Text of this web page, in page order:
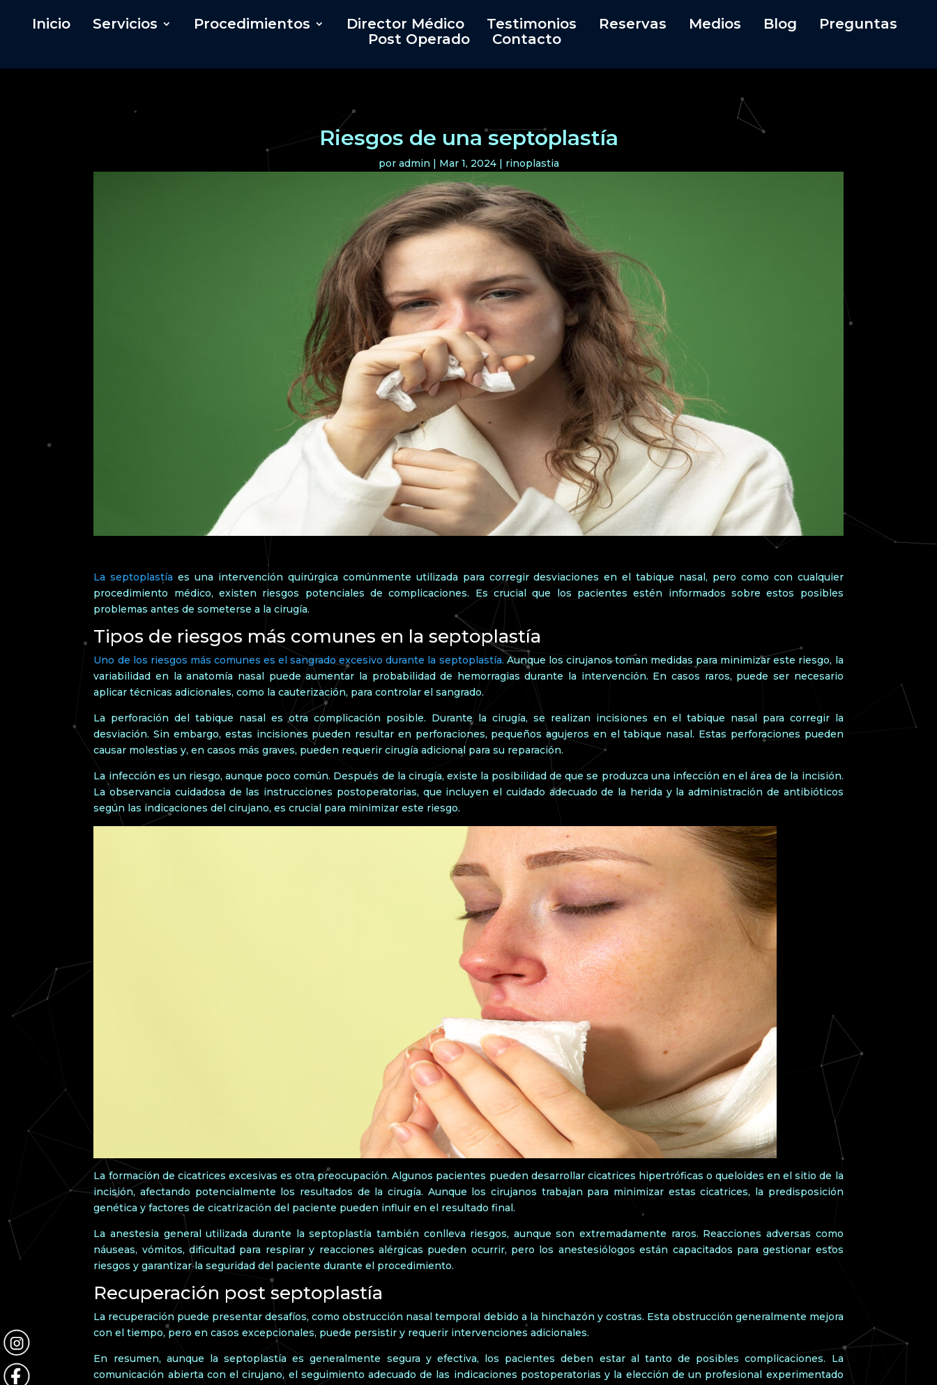
Inicio Servicios Procedimientos Director Médico Testimonios Reservas Medios Blog
Preguntas
Post Operado
Contacto
Riesgos de una septoplastía
por admin | Mar 1, 2024| rinoplastia
La septoplastía es una intervención quirúrgica comúnmente utilizada para corregir desviaciones en el tabique nasal, pero como con cualquier
procedimiento médico, existen riesgos potenciales de complicaciones. Es crucial que los pacientes estén informados sobre estos posibles
problemas antes de someterse a la cirugía.
Tipos de riesgos más comunes en la septoplastía
Uno de los riesgos más comunes es el sangrado excesivo durante la septoplastía. Aunque los cirujanos toman medidas para minimizar este riesgo, la
variabilidad en la anatomía nasal puede aumentar la probabilidad de hemorragias durante la intervención. En casos raros, puede ser necesario
aplicar técnicas adicionales, como la cauterización, para controlar el sangrado.
La perforación del tabique nasal es otra complicación posible. Durante la cirugía, se realizan incisiones en el tabique nasal para corregir la
desviación. Sin embargo, estas incisiones pueden resultar en perforaciones, pequeños agujeros en el tabique nasal. Estas perforaciones pueden
causar molestias y, en casos más graves, pueden requerir cirugía adicional para su reparación.
La infección es un riesgo, aunque poco común. Después de la cirugía, existe la posibilidad de que se produzca una infección en el área de la incisión.
La observancia cuidadosa de las instrucciones postoperatorias, que incluyen el cuidado adecuado de la herida y la administración de antibióticos
según las indicaciones del cirujano, es crucial para minimizar este riesgo.
La formación de cicatrices excesivas es otra preocupación. Algunos pacientes pueden desarrollar cicatrices hipertróficas o queloides en el sitio de la
incisión, afectando potencialmente los resultados de la cirugía. Aunque los cirujanos trabajan para minimizar estas cicatrices, la predisposición
genética y factores de cicatrización del paciente pueden influir en el resultado final.
La anestesia general utilizada durante la septoplastía también conlleva riesgos, aunque son extremadamente raros. Reacciones adversas como
náuseas, vómitos, dificultad para respirar y reacciones alérgicas pueden ocurrir, pero los anestesiólogos están capacitados para gestionar estos
riesgos y garantizar la seguridad del paciente durante el procedimiento.
Recuperación post septoplastía
La recuperación puede presentar desafíos, como obstrucción nasal temporal debido a la hinchazón y costras. Esta obstrucción generalmente mejora
con el tiempo, pero en casos excepcionales, puede persistir y requerir intervenciones adicionales.
En resumen, aunque la septoplastía es generalmente segura y efectiva, los pacientes deben estar al tanto de posibles complicaciones. La
comunicación abierta con el cirujano, el seguimiento adecuado de las indicaciones postoperatorias y la elección de un profesional experimentado